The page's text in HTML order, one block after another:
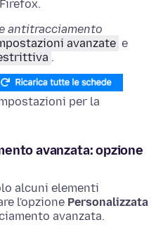
antitracciamento
avanzate e
.
per la
avanzata: opzione
alcuni elementi
l'opzione Personalizzata
avanzata.